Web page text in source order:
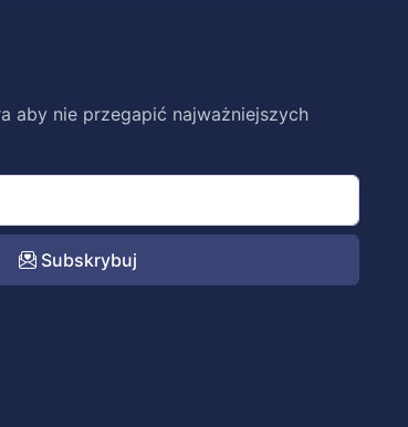
aby nie przegapić najważniejszych
Subskrybuj